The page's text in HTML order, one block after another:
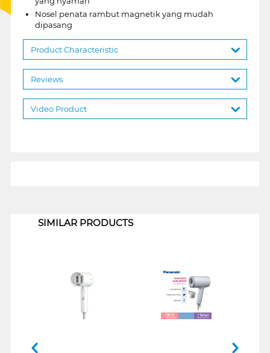
Nosel penata rambut magnetik yang mudah
dipasang
Product Characteristic
Reviews
Video Product
SIMILAR PRODUCTS